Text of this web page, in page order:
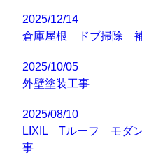
2025/12/14
倉庫屋根 ドブ掃除
2025/10/05
外壁塗装工事
2025/08/10
LIXIL Tルーフ モダン
事